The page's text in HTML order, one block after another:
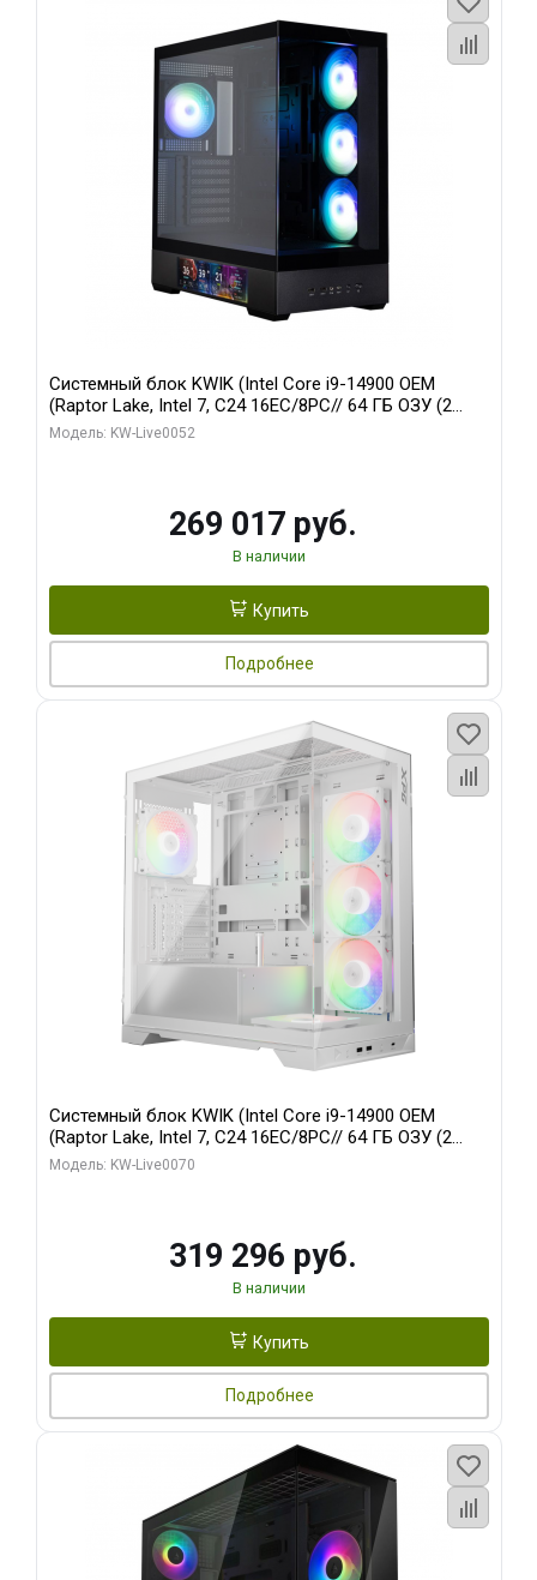
Системный блок KWIK (Intel Core i9-14900 OEM
(Raptor Lake, Intel 7, C24 16EC/8PC// 64 ГБ ОЗУ (2
модуля)/ Palit RTX5080 GAMINGPRO OC 16GB GDDR7
Модель: KW-Live0052
269 017 руб.
В наличии
Купить
Подробнее
Системный блок KWIK (Intel Core i9-14900 OEM
(Raptor Lake, Intel 7, C24 16EC/8PC// 64 ГБ ОЗУ (2
модуля)/ Gigabyte RTX5080 XTREME WATERFORCE
Модель: KW-Live0070
319 296 руб.
В наличии
Купить
Подробнее